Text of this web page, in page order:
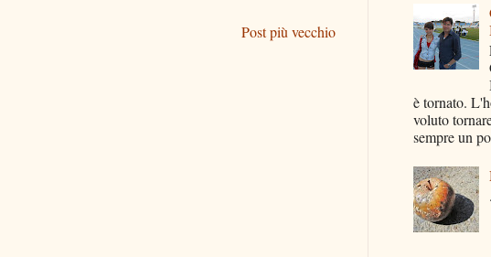
Post più vecchio
è tornato.
voluto
sempre un